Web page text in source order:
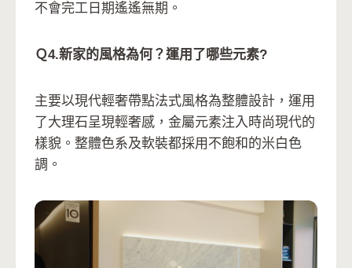
不會完工日期遙遙無期。
Ｑ4.新家的風格為何？運用了哪些元素?
主要以現代輕奢帶點法式風格為整體設計，運用
了大理石呈現輕奢感，金屬元素注入時尚現代的
樣貌。整體色系及軟裝都採用不飽和的米白色
調。